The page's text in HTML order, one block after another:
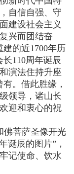
自信自强、守
建设社会主义
兴而团结奋
的近1700年历
110周年诞辰
演法住持升座
。借此胜缘，
领导，诸山长
迎和衷心的祝
菩萨圣像开光
诞辰的图片”，
记使命、饮水